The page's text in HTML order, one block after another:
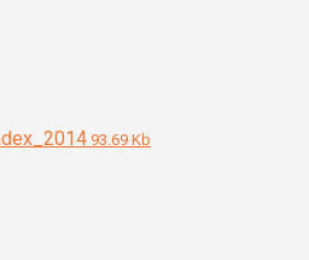
93.69 Kb